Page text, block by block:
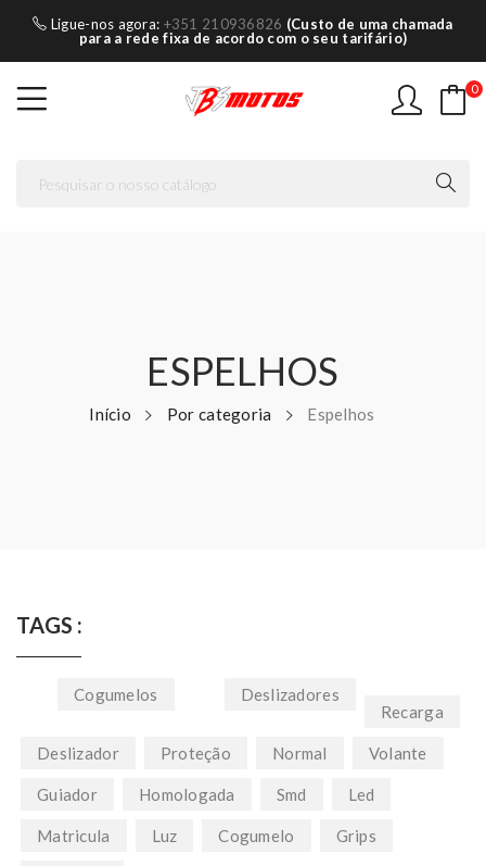
Ligue-nos agora: +351 210936826 (Custo de uma chamada
para a rede fixa de acordo com o seu tarifário)
0
ESPELHOS
Início Por categoria Espelhos
TAGS :
Cogumelos
Deslizadores
Recarga
Deslizador Proteção Normal Volante
Guiador Homologada Smd Led
Matricula Luz Cogumelo Grips